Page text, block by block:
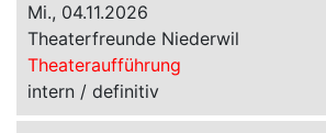
Mi., 04.11.2026
Theaterfreunde Niederwil
Theateraufführung
intern / definitiv